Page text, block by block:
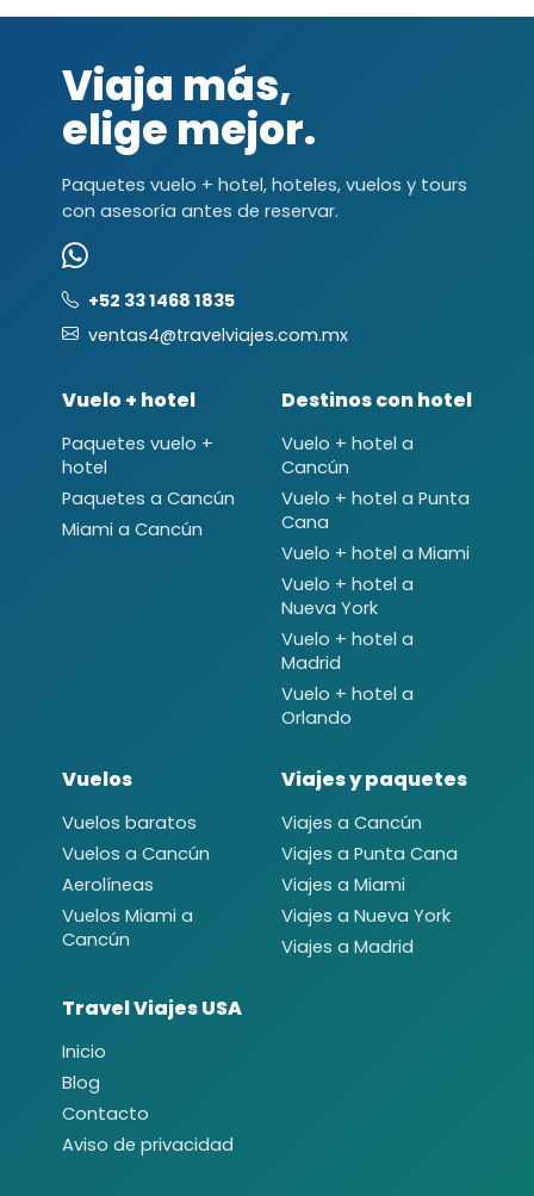
Viaja más,
elige mejor.
Paquetes vuelo + hotel, hoteles, vuelos y tours
con asesoría antes de reservar.
+52 33 1468 1835
ventas4@travelviajes.com.mx
Vuelo + hotel
Paquetes vuelo +
hotel
Paquetes a Cancún
Miami a Cancún
Destinos con hotel
Vuelo + hotel a
Cancún
Vuelo + hotel a Punta
Cana
Vuelo + hotel a Miami
Vuelo + hotel a
Nueva York
Vuelo + hotel a
Madrid
Vuelo + hotel a
Orlando
Vuelos
Vuelos baratos
Vuelos a Cancún
Aerolíneas
Vuelos Miami a
Cancún
Viajes y paquetes
Viajes a Cancún
Viajes a Punta Cana
Viajes a Miami
Viajes a Nueva York
Viajes a Madrid
Travel Viajes USA
Inicio
Blog
Contacto
Aviso de privacidad